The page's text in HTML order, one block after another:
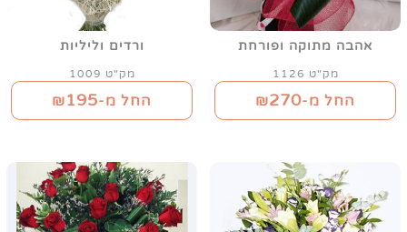
אהבה מתוקה ופורחת
מק"ט 1126
החל מ-₪270
ורדים וליליות
מק"ט 1009
החל מ-₪195